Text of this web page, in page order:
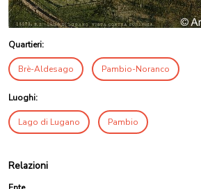
Quartieri:
Brè-Aldesago Pambio-Noranco
Luoghi:
Lago di Lugano Pambio
Relazioni